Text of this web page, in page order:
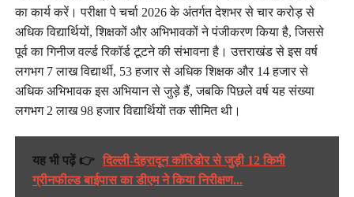
का कार्य करें। परीक्षा पे चर्चा 2026 के अंतर्गत देशभर से चार करोड़ से
अधिक विद्यार्थियों, शिक्षकों और अभिभावकों ने पंजीकरण किया है, जिससे
पूर्व का गिनीज वर्ल्ड रिकॉर्ड टूटने की संभावना है। उत्तराखंड से इस वर्ष
लगभग 7 लाख विद्यार्थी, 53 हजार से अधिक शिक्षक और 14 हजार से
अधिक अभिभावक इस अभियान से जुड़े हैं, जबकि पिछले वर्ष यह संख्या
लगभग 2 लाख 98 हजार विद्यार्थियों तक सीमित थी।
यह भी पढ़ें 👉 दिल्ली-देहरादून कॉरिडोर से जुड़ी 12 किमी
ग्रीनफील्ड बाईपास का डीएम ने किया निरीक्षण...